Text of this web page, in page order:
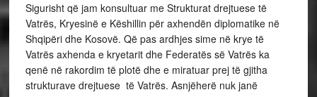
Sigurisht që jam konsultuar me Strukturat drejtuese të
Vatrës, Kryesinë e Këshillin për axhendën diplomatike në
Shqipëri dhe Kosovë. Që pas ardhjes sime në krye të
Vatrës axhenda e kryetarit dhe Federatës së Vatrës ka
qenë në rakordim të plotë dhe e miratuar prej të gjitha
strukturave drejtuese të Vatrës. Asnjëherë nuk janë